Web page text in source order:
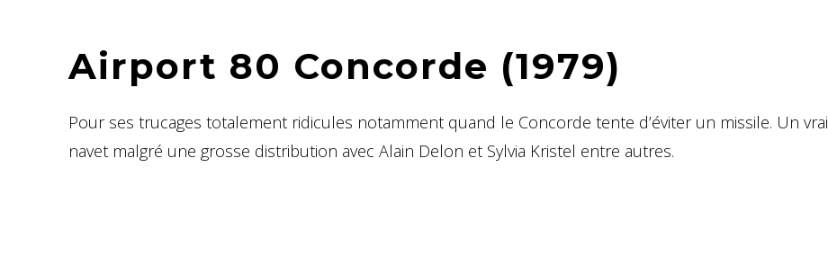
Airport 80 Concorde (1979)
Pour ses trucages totalement ridicules notamment quand le Concorde tente d’éviter un missile. Un vrai
navet malgré une grosse distribution avec Alain Delon et Sylvia Kristel entre autres.